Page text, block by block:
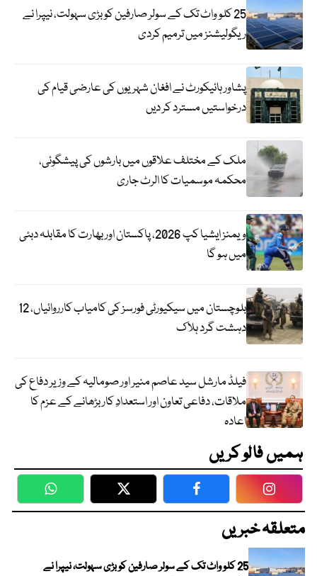
25 کلو واٹ تک کے سولر صارفین کو بڑی سہولت، نیپرا نے
ریگولیشنز میں ترمیم کردی
پشاور ہائیکورٹ نے افغان شہریوں کی عارضی قیام کی
درخواستیں مسترد کر دیں
ملک کے مختلف علاقوں میں بارشوں کی پیشگوئی،
محکمہ موسمیات کا الرٹ جاری
ویمنز ایشیا کپ 2026، پاکستان اور بھارت کا مقابلہ دبئی
میں ہو گا
بلوچستان میں سیکیورٹی فورسز کی کامیاب کارروائیاں، 12
دہشت گرد ہلاک
فیلڈ مارشل سید عاصم منیر اور صومالیہ کے وزیر دفاع کی
ملاقات، دفاعی تعاون اور استعدادِ کار بڑھانے کے عزم کا
اعادہ
ہمیں فالو کریں
WhatsApp Twitter Facebook
متعلقہ خبریں
25 کلو واٹ تک کے سولر صارفین کو بڑی سہولت، نیپرا نے